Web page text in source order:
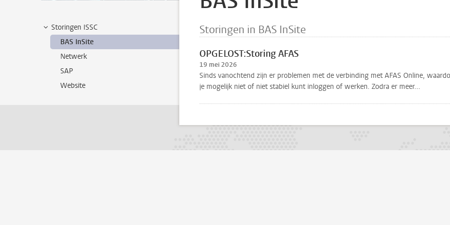
Storingen ISSC
BAS InSite
Netwerk
SAP
Website
Storingen in BAS InSite
OPGELOST:Storing AFAS
19 mei 2026
Sinds vanochtend zijn er problemen met de verbinding met AFAS Online,
je mogelijk niet of niet stabiel kunt inloggen of werken. Zodra er meer...